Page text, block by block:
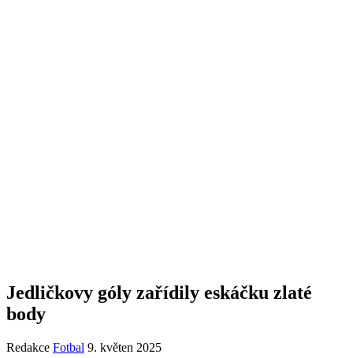
Jedličkovy góly zařídily eskáčku zlaté
body
Redakce Fotbal 9. květen 2025